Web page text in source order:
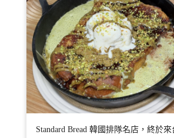
Standard Bread 韓國排隊名店，終於來